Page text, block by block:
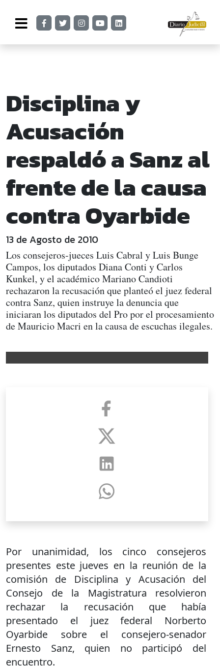
Disciplina y
Acusación
respaldó a Sanz al
frente de la causa
contra Oyarbide
13 de Agosto de 2010
Los consejeros-jueces Luis Cabral y Luis Bunge
Campos, los diputados Diana Conti y Carlos
Kunkel, y el académico Mariano Candioti
rechazaron la recusación que planteó el juez federal
contra Sanz, quien instruye la denuncia que
iniciaran los diputados del Pro por el procesamiento
de Mauricio Macri en la causa de escuchas ilegales.
Por unanimidad, los cinco consejeros
presentes este jueves en la reunión de la
comisión de Disciplina y Acusación del
Consejo de la Magistratura resolvieron
rechazar la recusación que había
presentado el juez federal Norberto
Oyarbide sobre el consejero-senador
Ernesto Sanz, quien no participó del
encuentro.